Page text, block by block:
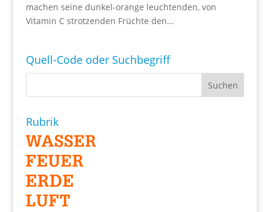
machen seine dunkel-orange leuchtenden, von
Vitamin C strotzenden Früchte den...
Quell-Code oder Suchbegriff
Rubrik